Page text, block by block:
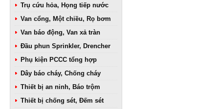
Trụ cứu hỏa, Họng tiếp nước
Van cổng, Một chiều, Rọ bơm
Van báo động, Van xả tràn
Đầu phun Sprinkler, Drencher
Phụ kiện PCCC tổng hợp
Dây báo cháy, Chống cháy
Thiết bị an ninh, Báo trộm
Thiết bị chống sét, Đếm sét